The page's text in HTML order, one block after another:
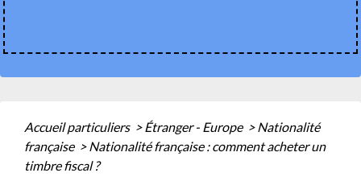
Accueil particuliers > Étranger - Europe > Nationalité
française > Nationalité française : comment acheter un
timbre fiscal ?